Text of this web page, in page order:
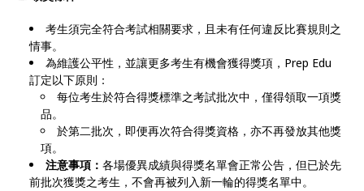
考生須完全符合考試相關要求，且未有任何違反比賽規則之
情事。
為維護公平性，並讓更多考生有機會獲得獎項，Prep Edu
訂定以下原則：
每位考生於符合得獎標準之考試批次中，僅得領取一項獎
品。
於第二批次，即便再次符合得獎資格，亦不再發放其他獎
項。
注意事項：各場優異成績與得獎名單會正常公告，但已於先
前批次獲獎之考生，不會再被列入新一輪的得獎名單中。